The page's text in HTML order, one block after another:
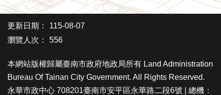
更新日期：
115-08-07
瀏覽人次：
556
本網站版權歸屬臺南市政府地政局所有 Land Administration
Bureau Of Tainan City Government. All Rights Reserved.
永華市政中心 708201臺南市安平區永華路二段6號 | 總機：